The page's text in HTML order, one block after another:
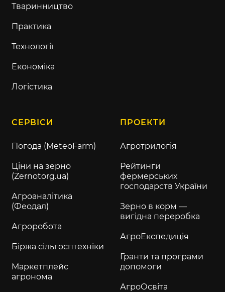
Тваринництво
Практика
Технології
Економіка
Логістика
СЕРВІСИ
Погода (MeteoFarm)
Ціни на зерно
(Zernotorg.ua)
Агроаналітика
(Феодал)
Агроробота
Біржа сільгосптехніки
Маркетплейс
агронома
ПРОЕКТИ
Агротрилогія
Рейтинги
фермерських
господарств України
Зерно в корм —
вигідна переробка
АгроЕкспедиція
Гранти та програми
допомоги
АгроОсвіта